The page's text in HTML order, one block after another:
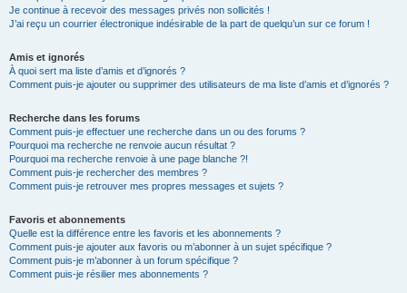
Je continue à recevoir des messages privés non sollicités !
J’ai reçu un courrier électronique indésirable de la part de quelqu’un sur ce forum !
Amis et ignorés
À quoi sert ma liste d’amis et d’ignorés ?
Comment puis-je ajouter ou supprimer des utilisateurs de ma liste d’amis et d’ignorés ?
Recherche dans les forums
Comment puis-je effectuer une recherche dans un ou des forums ?
Pourquoi ma recherche ne renvoie aucun résultat ?
Pourquoi ma recherche renvoie à une page blanche ?!
Comment puis-je rechercher des membres ?
Comment puis-je retrouver mes propres messages et sujets ?
Favoris et abonnements
Quelle est la différence entre les favoris et les abonnements ?
Comment puis-je ajouter aux favoris ou m’abonner à un sujet spécifique ?
Comment puis-je m’abonner à un forum spécifique ?
Comment puis-je résilier mes abonnements ?